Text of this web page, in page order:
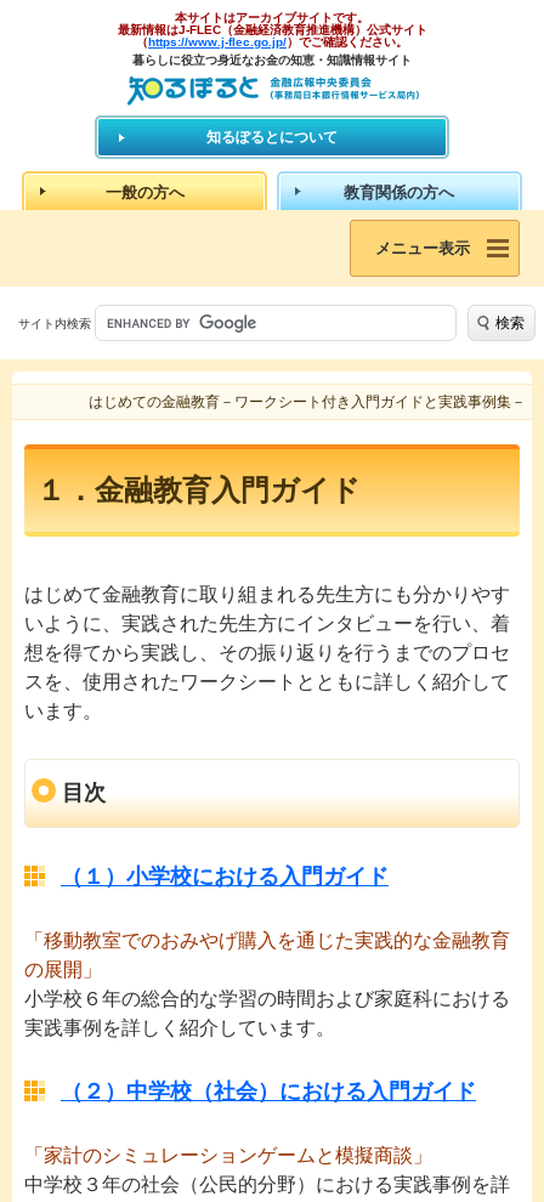
本サイトはアーカイブサイトです。
最新情報はJ-FLEC（金融経済教育推進機構）公式サイト
（https://www.j-flec.go.jp/）でご確認ください。
暮らしに役立つ身近なお金の知恵・知識情報サイト
知るぽるとについて
一般の方へ 教育関係の方へ
メニュー表示
サイト内検索 検索
はじめての金融教育－ワークシート付き入門ガイドと実践事例集－
１．金融教育入門ガイド
はじめて金融教育に取り組まれる先生方にも分かりやす
いように、実践された先生方にインタビューを行い、着
想を得てから実践し、その振り返りを行うまでのプロセ
スを、使用されたワークシートとともに詳しく紹介して
います。
目次
（１）小学校における入門ガイド
「移動教室でのおみやげ購入を通じた実践的な金融教育
の展開」
小学校６年の総合的な学習の時間および家庭科における
実践事例を詳しく紹介しています。
（２）中学校（社会）における入門ガイド
「家計のシミュレーションゲームと模擬商談」
中学校３年の社会（公民的分野）における実践事例を詳